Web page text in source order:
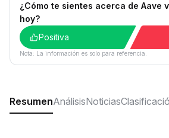
¿Cómo te sientes acerca de Aave
hoy?
Positiva
Nota: La información es solo para referencia.
ResumenAnálisisNoticias